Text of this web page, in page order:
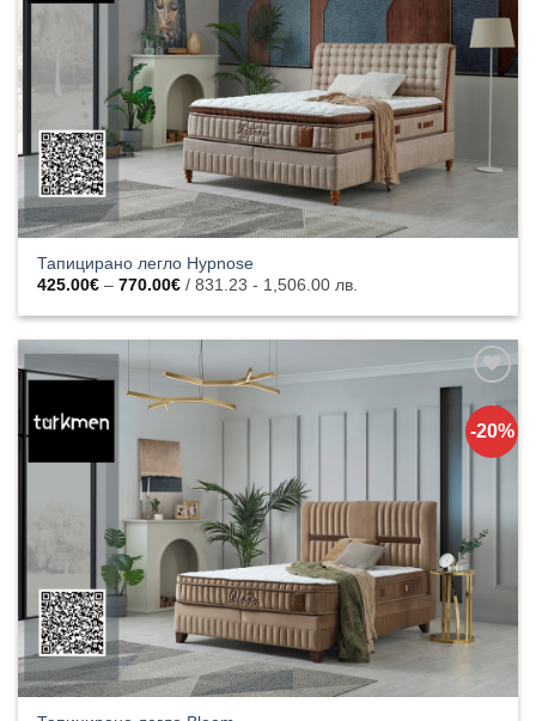
Тапицирано легло Hypnose
425.00€ – 770.00€Price
425.00€
770.00€
/ 831.23 - 1,506.00 лв.
-20%
Добавяне
към
списъка с
харесани